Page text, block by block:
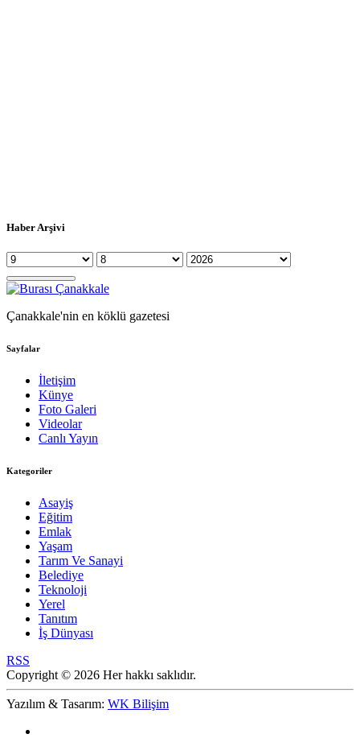
Haber Arşivi
Çanakkale'nin en köklü gazetesi
Sayfalar
İletişim
Künye
Foto Galeri
Videolar
Canlı Yayın
Kategoriler
Asayiş
Eğitim
Emlak
Yaşam
Tarım Ve Sanayi
Belediye
Teknoloji
Yerel
Tanıtım
İş Dünyası
RSS
Copyright © 2026 Her hakkı saklıdır.
Yazılım & Tasarım: WK Bilişim